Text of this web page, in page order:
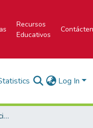
Recursos
Educativos
Log In
Departamento de Orientación y Psicología